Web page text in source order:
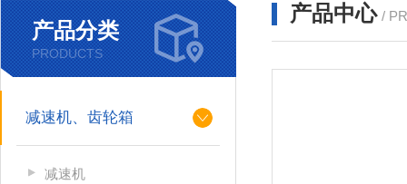
产品分类
PRODUCTS
减速机、齿轮箱
减速机
产品中心 /